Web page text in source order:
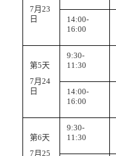
7 月23
日
14:00-
16:00
第5天
7 月24
日
9:30-
11:30
14:00-
16:00
第6天
7 月25
9:30-
11:30